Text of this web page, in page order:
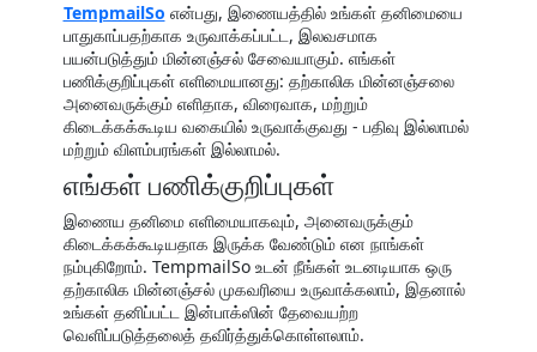
TempmailSo என்பது, இணையத்தில் உங்கள் தனிமையை
பாதுகாப்பதற்காக உருவாக்கப்பட்ட, இலவசமாக
பயன்படுத்தும் மின்னஞ்சல் சேவையாகும். எங்கள்
பணிக்குறிப்புகள் எளிமையானது: தற்காலிக மின்னஞ்சலை
அனைவருக்கும் எளிதாக, விரைவாக, மற்றும்
கிடைக்கக்கூடிய வகையில் உருவாக்குவது - பதிவு இல்லாமல்
மற்றும் விளம்பரங்கள் இல்லாமல்.
எங்கள் பணிக்குறிப்புகள்
இணைய தனிமை எளிமையாகவும், அனைவருக்கும்
கிடைக்கக்கூடியதாக இருக்க வேண்டும் என நாங்கள்
நம்புகிறோம். TempmailSo உடன் நீங்கள் உடனடியாக ஒரு
தற்காலிக மின்னஞ்சல் முகவரியை உருவாக்கலாம், இதனால்
உங்கள் தனிப்பட்ட இன்பாக்ஸின் தேவையற்ற
வெளிப்படுத்தலைத் தவிர்த்துக்கொள்ளலாம்.